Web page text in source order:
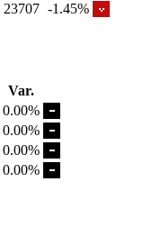
23707 -1.45%
Var.
0.00%
0.00%
0.00%
0.00%